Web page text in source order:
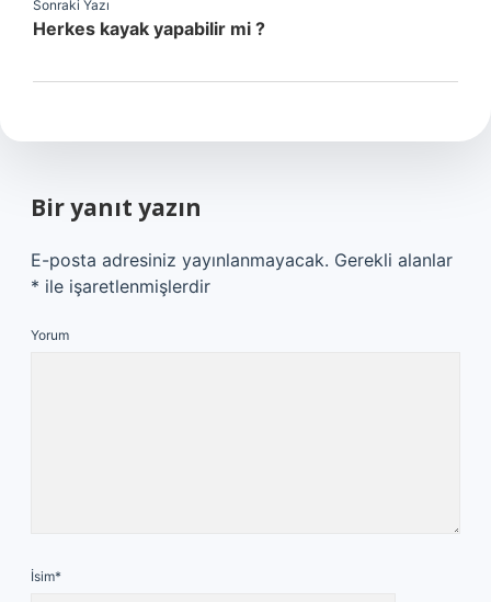
Sonraki Yazı
Herkes kayak yapabilir mi ?
Bir yanıt yazın
E-posta adresiniz yayınlanmayacak. Gerekli alanlar
* ile işaretlenmişlerdir
Yorum
İsim*